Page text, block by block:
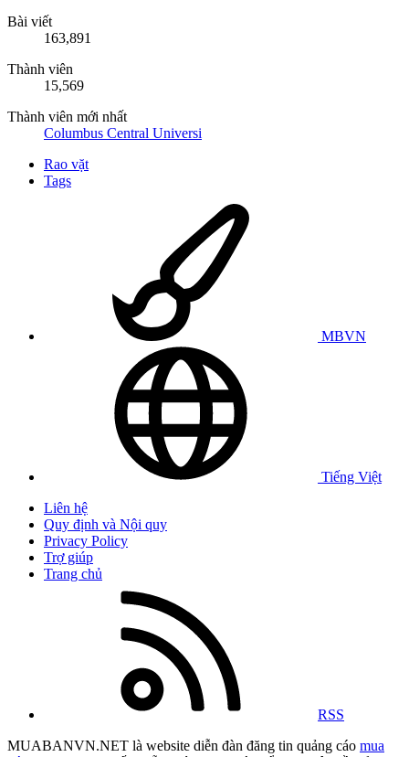
Bài viết
163,891
Thành viên
15,569
Thành viên mới nhất
Columbus Central Universi
Rao vặt
Tags
MBVN
Tiếng Việt
Liên hệ
Quy định và Nội quy
Privacy Policy
Trợ giúp
Trang chủ
RSS
MUABANVN.NET là website diễn đàn đăng tin quảng cáo mua